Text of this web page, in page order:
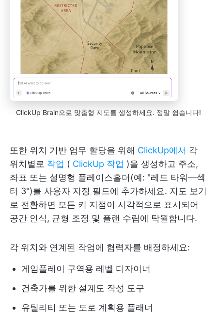
ClickUp Brain으로 맞춤형 지도를 생성하세요. 정말 쉽습니다!
또한 위치 기반 업무 할당을 위해 ClickUp에서 각
위치별로 작업 ( ClickUp 작업 )을 생성하고 주소,
좌표 또는 설명형 플레이스홀더(예: "레드 타워—섹
터 3")를 사용자 지정 필드에 추가하세요. 지도 보기
로 전환하면 모든 키 지점이 시각적으로 표시되어
공간 인식, 균형 조정 및 플랜 수립에 탁월합니다.
각 위치와 연계된 작업에 협력자를 배정하세요:
게임플레이 구역용 레벨 디자이너
건축가를 위한 설계도 작성 도구
유틸리티 또는 도로 계획용 플래너